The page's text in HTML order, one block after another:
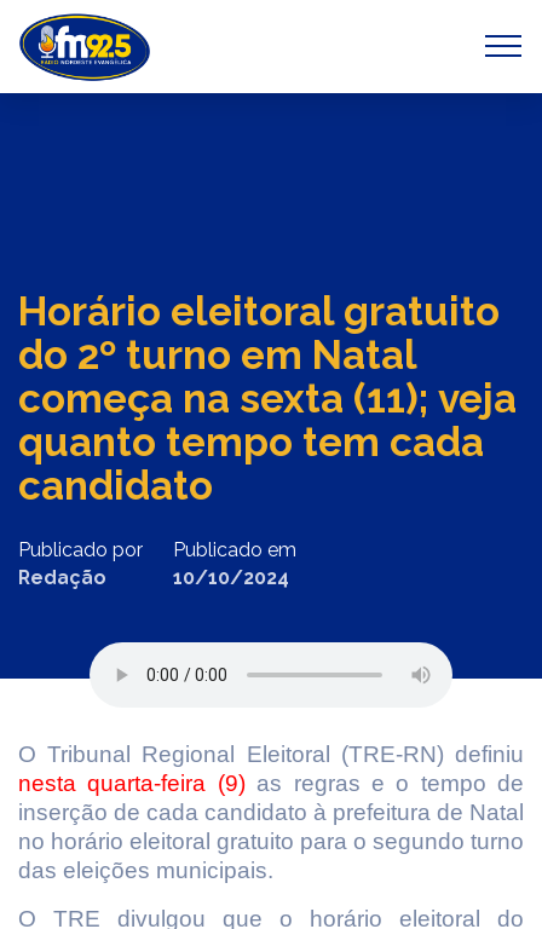
Previous Next
Horário eleitoral gratuito
do 2º turno em Natal
começa na sexta (11); veja
quanto tempo tem cada
candidato
Publicado por
Redação
Publicado em
10/10/2024
O Tribunal Regional Eleitoral (TRE-RN) definiu
nesta quarta-feira (9)as regras e o tempo de
inserção de cada candidato à prefeitura de Natal
no horário eleitoral gratuito para o segundo turno
das eleições municipais.
O TRE divulgou que o horário eleitoral do